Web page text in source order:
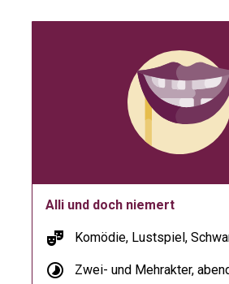
Alli und doch niemert
theater_comedy Komödie, Lustspiel,
timelapse Zwei- und Mehrakter,